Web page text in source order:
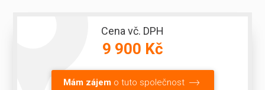
Cena vč. DPH
9 900 Kč
Mám zájemo tuto společnost